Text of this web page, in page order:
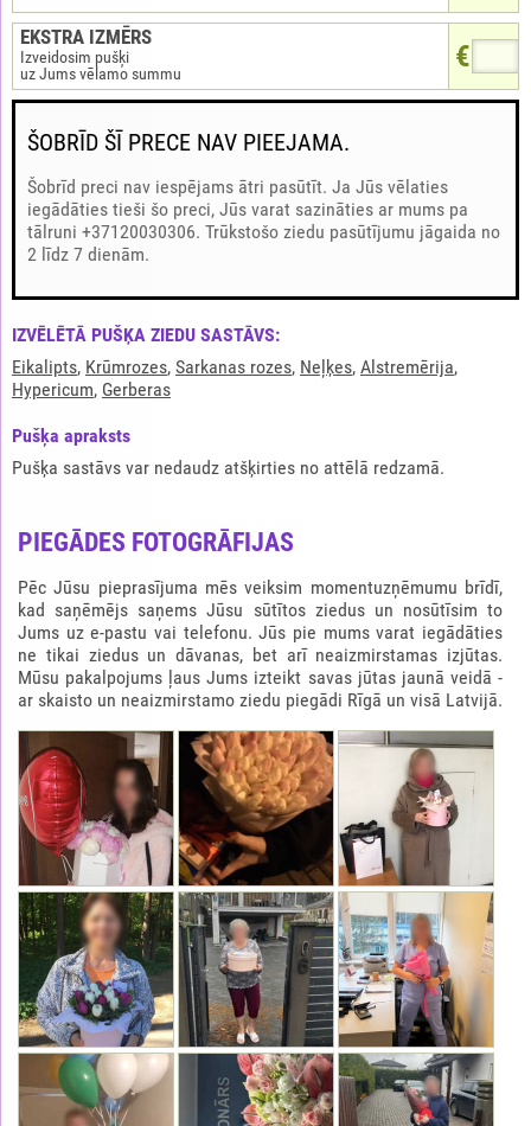
€
EKSTRA IZMĒRS
Izveidosim pušķi
uz Jums vēlamo summu
ŠOBRĪD ŠĪ PRECE NAV PIEEJAMA.
Šobrīd preci nav iespējams ātri pasūtīt. Ja Jūs vēlaties
iegādāties tieši šo preci, Jūs varat sazināties ar mums pa
tālruni +37120030306. Trūkstošo ziedu pasūtījumu jāgaida no
2 līdz 7 dienām.
IZVĒLĒTĀ PUŠĶA ZIEDU SASTĀVS:
Eikalipts, Krūmrozes, Sarkanas rozes, Neļķes, Alstremērija,
Hypericum, Gerberas
Pušķа apraksts
Pušķa sastāvs var nedaudz atšķirties no attēlā redzamā.
PIEGĀDES FOTOGRĀFIJAS
Pēc Jūsu pieprasījuma mēs veiksim momentuzņēmumu brīdī,
kad saņēmējs saņems Jūsu sūtītos ziedus un nosūtīsim to
Jums uz e-pastu vai telefonu. Jūs pie mums varat iegādāties
ne tikai ziedus un dāvanas, bet arī neaizmirstamas izjūtas.
Mūsu pakalpojums ļaus Jums izteikt savas jūtas jaunā veidā -
ar skaisto un neaizmirstamo ziedu piegādi Rīgā un visā Latvijā.